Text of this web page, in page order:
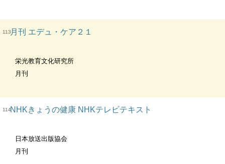
113月刊 エデュ・ケア２１
栄光教育文化研究所
月刊
114NHKきょうの健康 NHKテレビテキスト
日本放送出版協会
月刊